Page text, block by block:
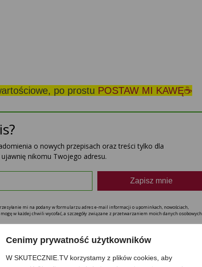
Cenimy prywatność użytkowników
W SKUTECZNIE.TV korzystamy z plików cookies, aby
po prostu POSTAW MI KAWĘ☕
o nowych przepisach oraz treści tylko dla
nikomu Twojego adresu.
Zapisz mnie
mi na podany w formularzu adres e-mail informacji o upominkach, nowościach,
w każdej chwili wycofać, a szczegóły związane z przetwarzaniem moich danych osobowych
inspiracje dla Ciebie